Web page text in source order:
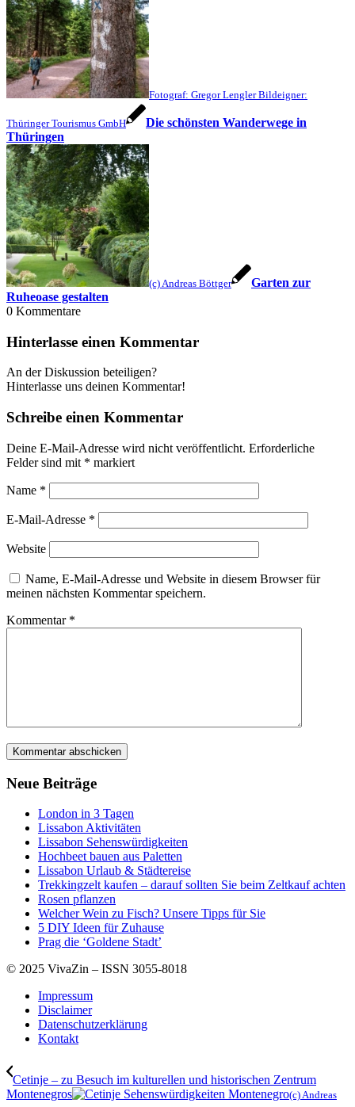
Fotograf: Gregor Lengler Bildeigner:
Thüringer Tourismus GmbH
Die schönsten Wanderwege in
Thüringen
(c) Andreas Böttger
Garten zur
Ruheoase gestalten
0 Kommentare
Hinterlasse einen Kommentar
An der Diskussion beteiligen?
Hinterlasse uns deinen Kommentar!
Schreibe einen Kommentar
Deine E-Mail-Adresse wird nicht veröffentlicht. Erforderliche
Felder sind mit * markiert
Name *
E-Mail-Adresse *
Website
Name, E-Mail-Adresse und Website in diesem Browser für
meinen nächsten Kommentar speichern.
Kommentar *
Neue Beiträge
London in 3 Tagen
Lissabon Aktivitäten
Lissabon Sehenswürdigkeiten
Hochbeet bauen aus Paletten
Lissabon Urlaub & Städtereise
Trekkingzelt kaufen – darauf sollten Sie beim Zeltkauf achten
Rosen pflanzen
Welcher Wein zu Fisch? Unsere Tipps für Sie
5 DIY Ideen für Zuhause
Prag die ‘Goldene Stadt’
© 2025 VivaZin – ISSN 3055-8018
Impressum
Disclaimer
Datenschutzerklärung
Kontakt
Cetinje – zu Besuch im kulturellen und historischen Zentrum
Montenegros
(c) Andreas